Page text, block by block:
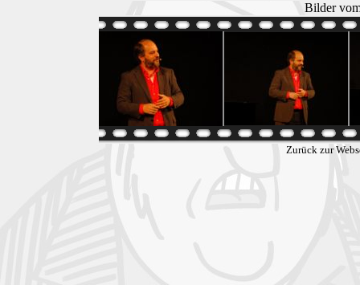
Bilder
Zurück zur